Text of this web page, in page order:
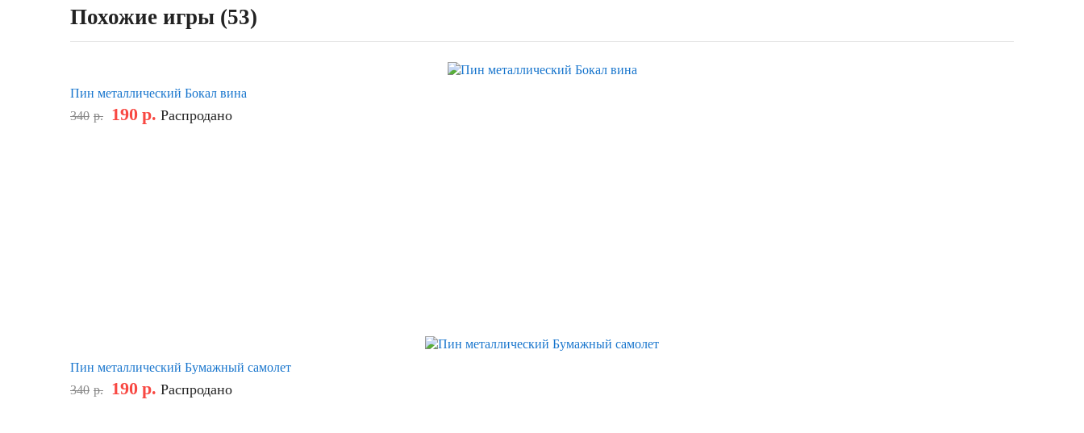
Похожие игры (53)
Пин металлический Бокал вина
340 р. 190 р. Распродано
Пин металлический Бумажный самолет
340 р. 190 р. Распродано